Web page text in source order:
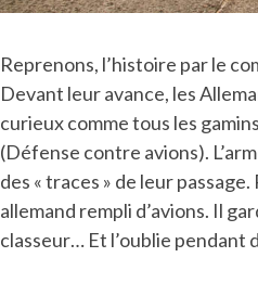
Reprenons, l’histoire par le
Devant leur avance, les
curieux comme tous les
(Défense contre avions).
des « traces » de leur
allemand rempli d’avions. Il
classeur… Et l’oublie pendant